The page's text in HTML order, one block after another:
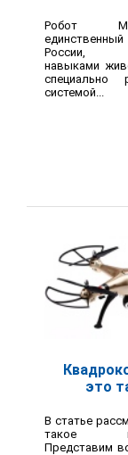
Робот
России,
навыками
специально
системой...
это
В статье
такое
Представим